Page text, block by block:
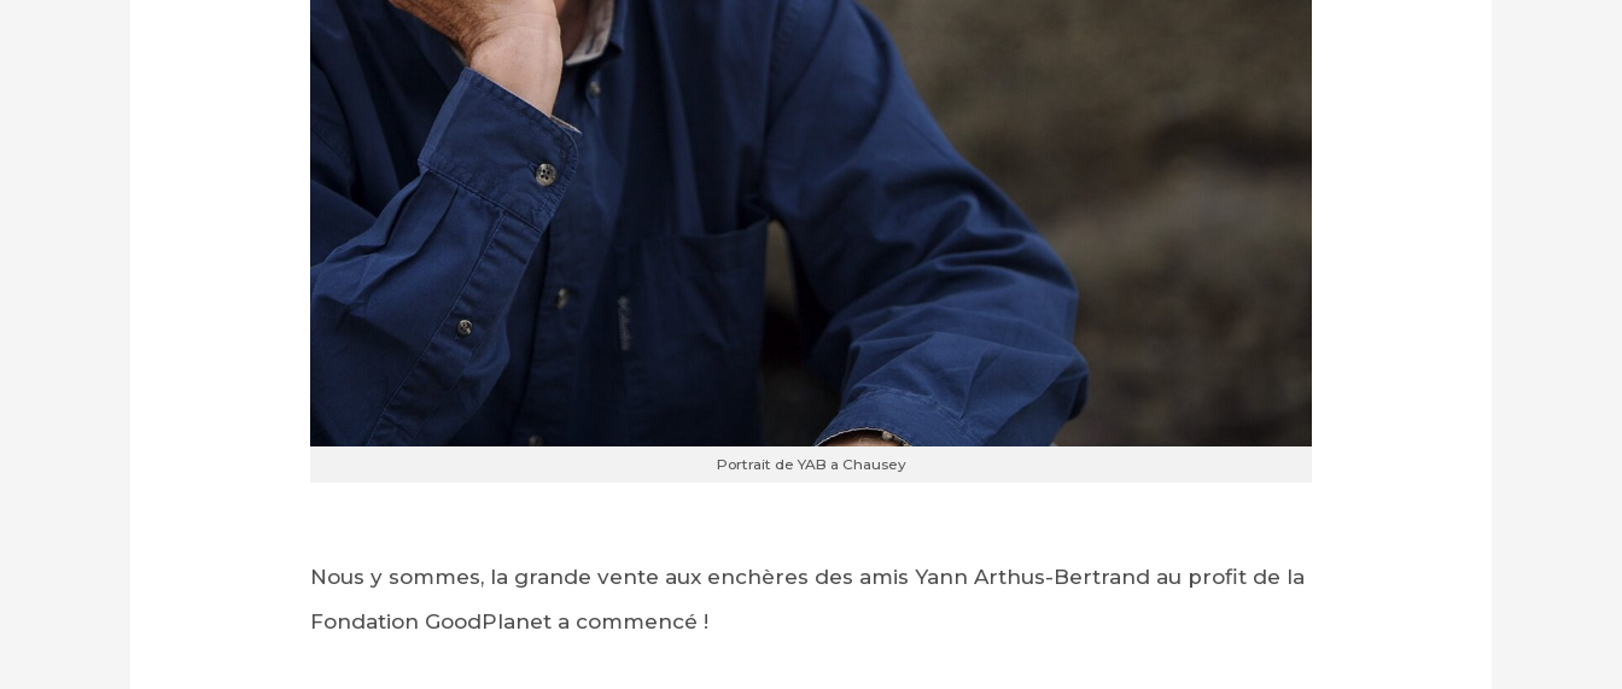
Portrait de YAB a Chausey
Nous y sommes, la grande vente aux enchères des amis Yann Arthus-Bertrand au profit de la
Fondation GoodPlanet a commencé !